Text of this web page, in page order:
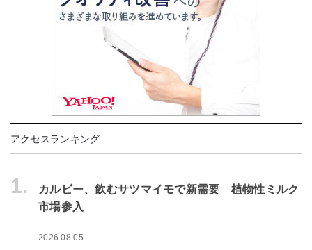
アクセスランキング
1.
カルビー、飲むサツマイモで新需要 植物性ミルク
市場参入
2026.08.05